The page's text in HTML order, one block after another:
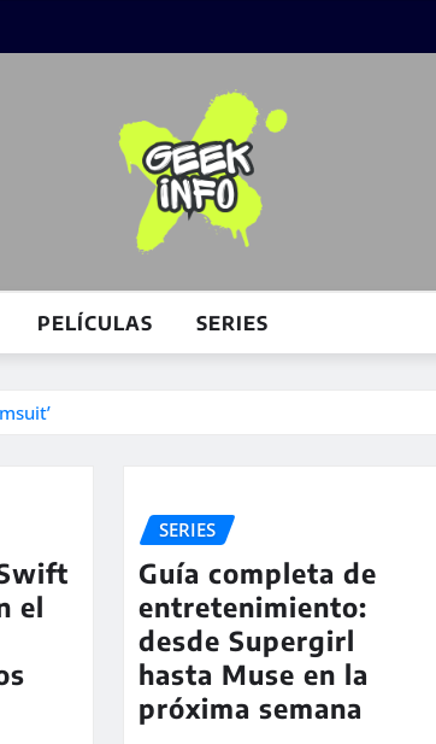
PELÍCULAS SERIES
el
SERIES
Guía completa de
entretenimiento:
desde Supergirl
hasta Muse en la
próxima semana